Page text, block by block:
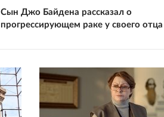
Сын Джо Байдена рассказал о
прогрессирующем раке у своего отца